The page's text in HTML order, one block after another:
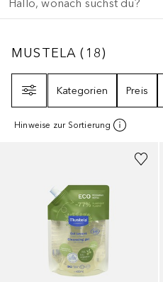
MUSTELA 18
MUSTELA ( 18)
Kategorien
Preis
Hinweise zur Sortierung